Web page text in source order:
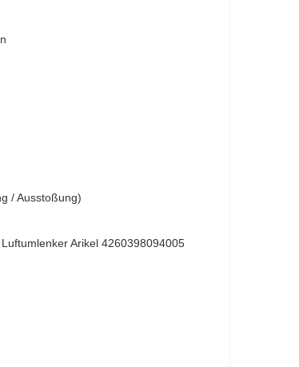
/ Ausstoßung)
Luftumlenker Arikel 4260398094005